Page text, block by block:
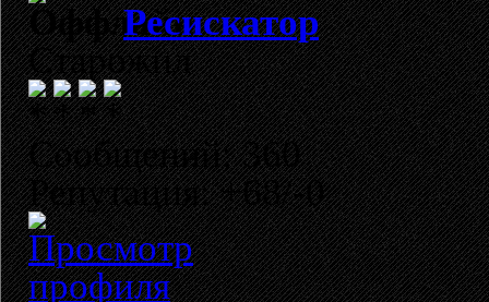
Ресискатор
Старожил
Сообщений: 360
Репутация: +68/-0